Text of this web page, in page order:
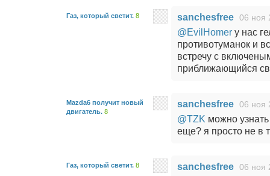
Газ, который светит. 8 sanchesfree 06 ноя
@EvilHomerу нас
противотуманок и
встречу с
приближающийся
Mazda6 получит новый
двигатель. 8
sanchesfree 06 ноя
@TZK можно
еще? я просто не в
Газ, который светит. 8 sanchesfree 06 ноя